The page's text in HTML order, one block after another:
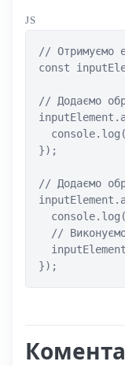
JS
// Отримуємо
const
// Додаємо
});
// Додаємо
//
});